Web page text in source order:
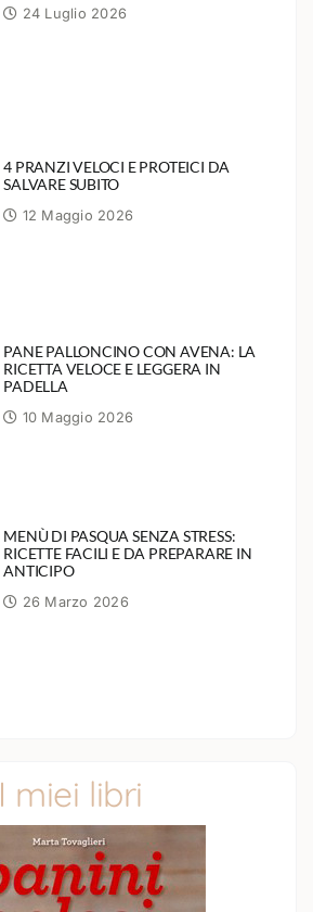
24 Luglio 2026
4 PRANZI VELOCI E PROTEICI DA
SALVARE SUBITO
12 Maggio 2026
PANE PALLONCINO CON AVENA: LA
RICETTA VELOCE E LEGGERA IN
PADELLA
10 Maggio 2026
MENÙ DI PASQUA SENZA STRESS:
RICETTE FACILI E DA PREPARARE IN
ANTICIPO
26 Marzo 2026
I miei libri